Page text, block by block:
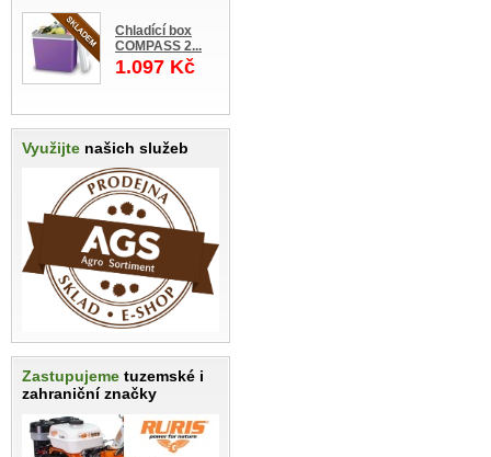
Chladící box
COMPASS 2...
1.097 Kč
Využijte našich služeb
Zastupujeme tuzemské i
zahraniční značky